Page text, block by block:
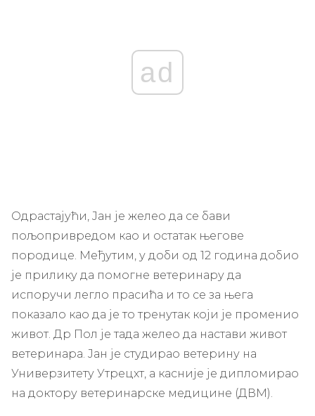
ad
Одрастајући, Јан је желео да се бави
пољопривредом као и остатак његове
породице. Међутим, у доби од 12 година добио
је прилику да помогне ветеринару да
испоручи легло прасића и то се за њега
показало као да је то тренутак који је променио
живот. Др Пол је тада желео да настави живот
ветеринара. Јан је студирао ветерину на
Универзитету Утрецхт, а касније је дипломирао
на доктору ветеринарске медицине (ДВМ).